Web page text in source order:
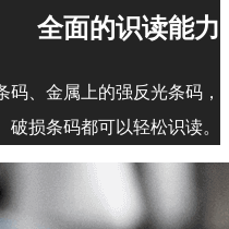
全面的识读能力
、金属上的强反光条码，
损条码都可以轻松识读。